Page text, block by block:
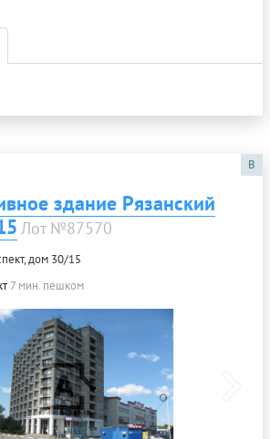
B
здание Рязанский
Лот №87570
дом 30/15
7 мин. пешком